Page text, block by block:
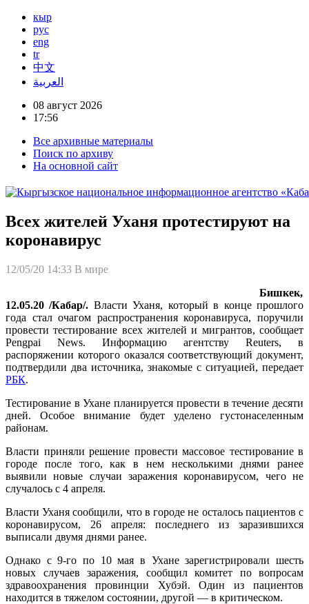
кыр
рус
eng
tr
中文
العربية
08 август 2026
17:56
Все архивные материалы
Поиск по архиву
На основной сайт
Всех жителей Уханя протестируют на
коронавирус
12/05/20 14:33 В мире
Бишкек,
12.05.20 /Кабар/. Власти Уханя, который в конце прошлого
года стал очагом распространения коронавируса, поручили
провести тестирование всех жителей и мигрантов, сообщает
Pengpai News. Информацию агентству Reuters, в
распоряжении которого оказался соответствующий документ,
подтвердили два источника, знакомые с ситуацией, передает
РБК.
Тестирование в Ухане планируется провести в течение десяти
дней. Особое внимание будет уделено густонаселенным
районам.
Власти приняли решение провести массовое тестирование в
городе после того, как в нем несколькими днями ранее
выявили новые случаи заражения коронавирусом, чего не
случалось с 4 апреля.
Власти Уханя сообщили, что в городе не осталось пациентов с
коронавирусом, 26 апреля: последнего из заразившихся
выписали двумя днями ранее.
Однако с 9-го по 10 мая в Ухане зарегистрировали шесть
новых случаев заражения, сообщил комитет по вопросам
здравоохранения провинции Хубэй. Один из пациентов
находится в тяжелом состоянии, другой — в критическом.